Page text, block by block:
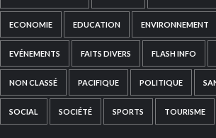
ECONOMIE EDUCATION ENVIRONNEMENT
EVÉNEMENTS FAITS DIVERS FLASH INFO
NON CLASSÉ PACIFIQUE POLITIQUE
SOCIAL SOCIÉTÉ SPORTS TOURISME